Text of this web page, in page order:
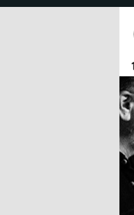
Jump